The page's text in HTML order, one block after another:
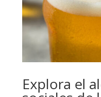
Explora el